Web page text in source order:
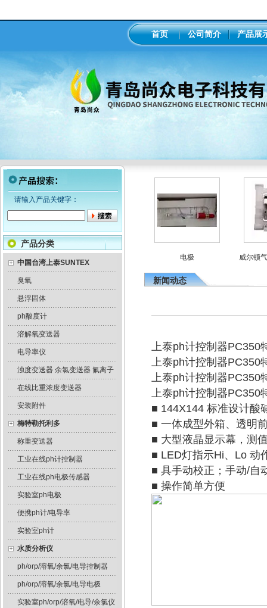
首页 公司简介 产品展
请输入产品关键字：
产品分类
中国台湾上泰SUNTEX
臭氧
悬浮固体
ph酸度计
溶解氧变送器
电导率仪
浊度变送器 余氯变送器 氟离子
在线比重浓度变送器
安装附件
梅特勒托利多
称重变送器
工业在线ph计控制器
工业在线ph电极传感器
实验室ph电极
便携ph计/电导率
实验室ph计
水质分析仪
ph/orp/溶氧/余氯/电导控制器
ph/orp/溶氧/余氯/电导电极
实验室ph/orp/溶氧/电导/余氯仪
隔膜计量泵 意大利seko电磁隔膜计量泵 电极 威尔顿气
新闻动态
上泰ph计控制器PC350
上泰ph计控制器PC350
上泰ph计控制器PC350
上泰ph计控制器PC350
■ 144X144 标准设计酸
■ 一体成型外箱、透明
■ 大型液晶显示幕，测
■ LED灯指示Hi、Lo 动
■ 具手动校正；手动/自
■ 操作简单方便